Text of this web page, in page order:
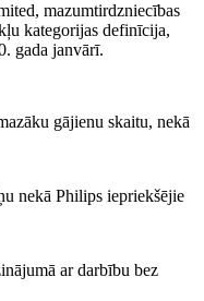
mazumtirdzniecības
kategorijas definīcija,
gada janvārī.
gājienu skaitu, nekā
nekā Philips iepriekšējie
ar darbību bez